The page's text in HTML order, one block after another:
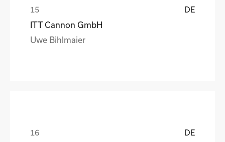
DE
ITT Cannon GmbH
Uwe Bihlmaier
DE